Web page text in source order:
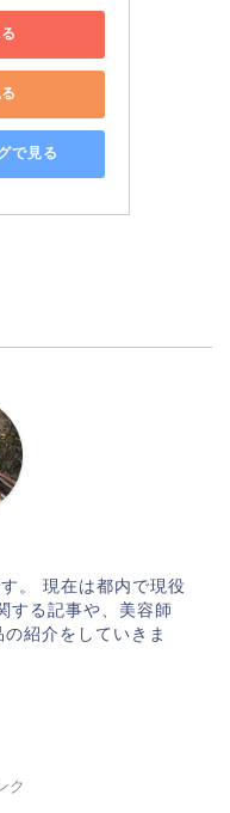
で見る
。 現在は都内で現役
する記事や、美容師
紹介をしていきま
ク